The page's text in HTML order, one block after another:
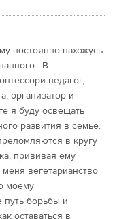
постоянно нахожусь
В
педагог,
организатор и
я буду освещать
развития в семье.
в кругу
прививая ему
вегетарианство
моему
путь борьбы и
оставаться в